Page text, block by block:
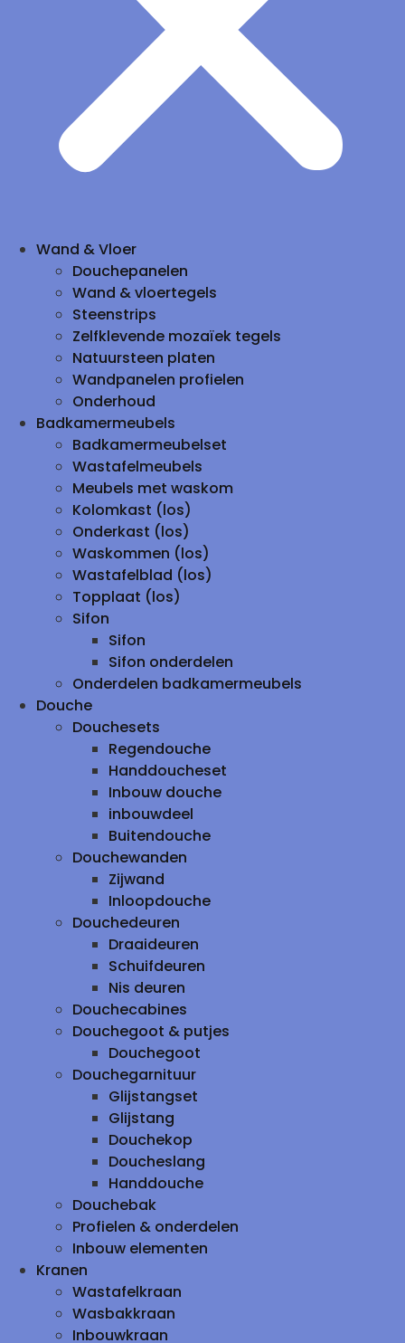
Wand & Vloer
Douchepanelen
Wand & vloertegels
Steenstrips
Zelfklevende mozaïek tegels
Natuursteen platen
Wandpanelen profielen
Onderhoud
Badkamermeubels
Badkamermeubelset
Wastafelmeubels
Meubels met waskom
Kolomkast (los)
Onderkast (los)
Waskommen (los)
Wastafelblad (los)
Topplaat (los)
Sifon
Sifon
Sifon onderdelen
Onderdelen badkamermeubels
Douche
Douchesets
Regendouche
Handdoucheset
Inbouw douche
inbouwdeel
Buitendouche
Douchewanden
Zijwand
Inloopdouche
Douchedeuren
Draaideuren
Schuifdeuren
Nis deuren
Douchecabines
Douchegoot & putjes
Douchegoot
Douchegarnituur
Glijstangset
Glijstang
Douchekop
Doucheslang
Handdouche
Douchebak
Profielen & onderdelen
Inbouw elementen
Kranen
Wastafelkraan
Wasbakkraan
Inbouwkraan